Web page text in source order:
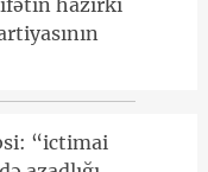
hazırkı
“ictimai